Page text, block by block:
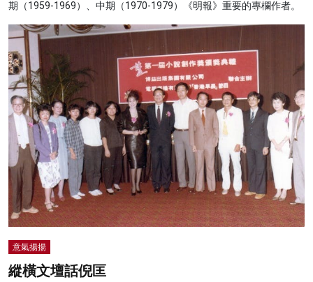
期（1959-1969）、中期（1970-1979）《明報》重要的專欄作者。
意氣揚揚
縱橫文壇話倪匡